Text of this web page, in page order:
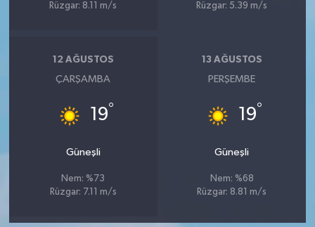
Rüzgar: 8.11 m/s
Rüzgar: 5.39 m/s
12 AĞUSTOS
ÇARŞAMBA
19°
Güneşli
Nem: %73
Rüzgar: 7.11 m/s
13 AĞUSTOS
PERŞEMBE
19°
Güneşli
Nem: %68
Rüzgar: 8.81 m/s